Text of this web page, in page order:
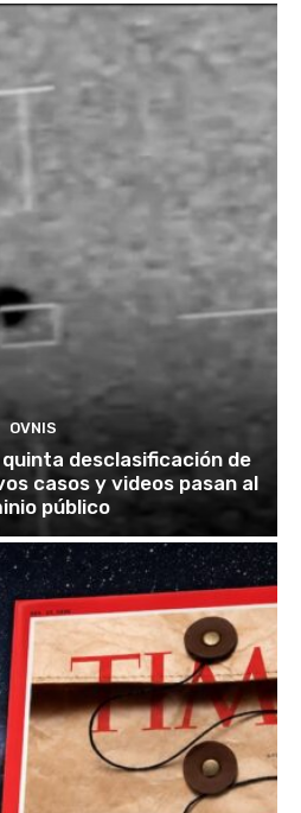
OVNIS
quinta desclasificación de
casos y videos pasan al
público